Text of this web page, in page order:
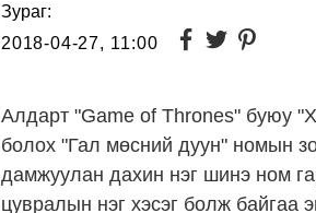
Зураг:
2018-04-27, 11:00
Алдарт "Game of Thrones" буюу
болох "Гал мөсний дуун" номын
дамжуулан дахин нэг шинэ ном
цувралын нэг хэсэг болж байгаа